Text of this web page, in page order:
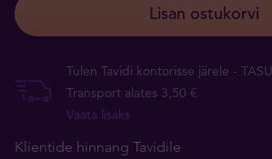
Lisan ostukorvi
Tulen Tavidi kontorisse järele -
Transport alates 3,50 €
Vaata lisaks
Klientide hinnang Tavidile